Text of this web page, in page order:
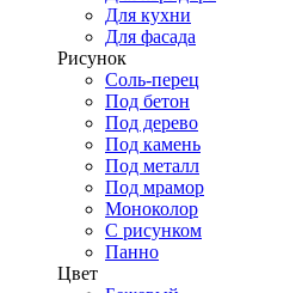
Для кухни
Для фасада
Рисунок
Соль-перец
Под бетон
Под дерево
Под камень
Под металл
Под мрамор
Моноколор
С рисунком
Панно
Цвет